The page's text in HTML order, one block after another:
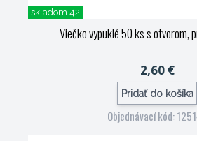
skladom 42
Viečko vypuklé 50 ks s otvorom,
2,60 €
Pridať do košíka
Objednávací kód: